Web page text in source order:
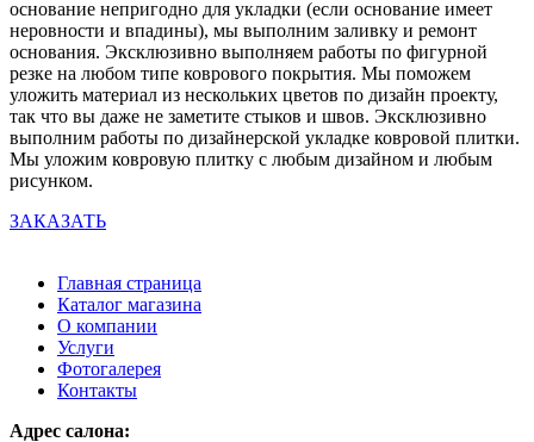
основание непригодно для укладки (если основание имеет
неровности и впадины), мы выполним заливку и ремонт
основания. Эксклюзивно выполняем работы по фигурной
резке на любом типе коврового покрытия. Мы поможем
уложить материал из нескольких цветов по дизайн проекту,
так что вы даже не заметите стыков и швов. Эксклюзивно
выполним работы по дизайнерской укладке ковровой плитки.
Мы уложим ковровую плитку с любым дизайном и любым
рисунком.
ЗАКАЗАТЬ
Главная страница
Каталог магазина
О компании
Услуги
Фотогалерея
Контакты
Адрес салона: